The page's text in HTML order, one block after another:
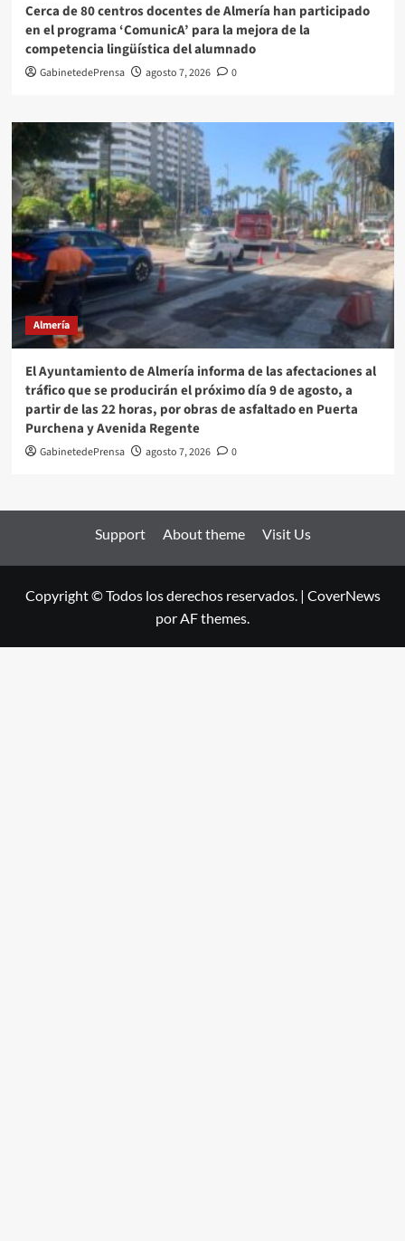
Cerca de 80 centros docentes de Almería han participado
en el programa ‘ComunicA’ para la mejora de la
competencia lingüística del alumnado
GabinetedePrensa agosto 7, 2026 0
Almería
El Ayuntamiento de Almería informa de las afectaciones al
tráfico que se producirán el próximo día 9 de agosto, a
partir de las 22 horas, por obras de asfaltado en Puerta
Purchena y Avenida Regente
GabinetedePrensa agosto 7, 2026 0
Support About theme Visit Us
Copyright © Todos los derechos reservados. | CoverNews
por AF themes.